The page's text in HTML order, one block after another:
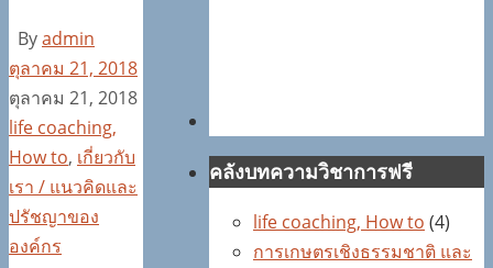
Byadmin
ตุลาคม 21, 2018
ตุลาคม 21, 2018
life coaching,
How to, เกี่ยวกับ
เรา / แนวคิดและ
ปรัชญาของ
องค์กร
คลังบทความวิชาการฟรี
life coaching, How to (4)
การเกษตรเชิงธรรมชาติ และ